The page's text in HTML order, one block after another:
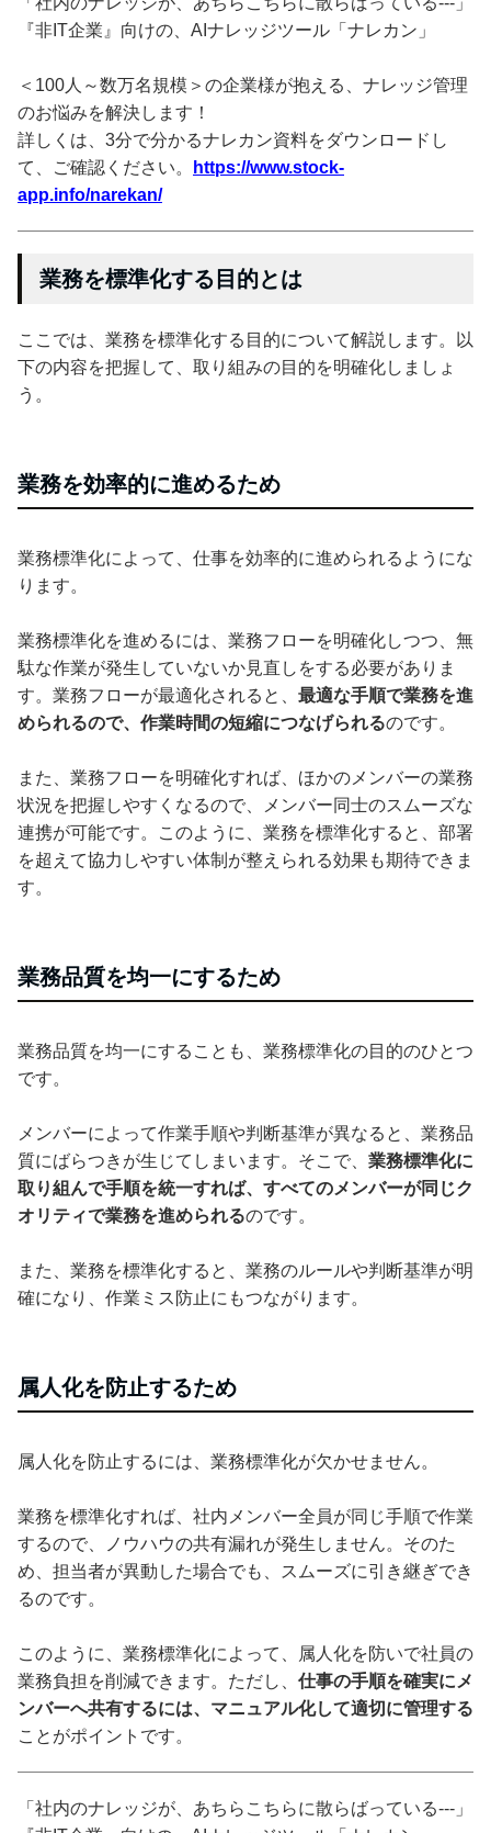
『非IT企業』向けの、AIナレッジツール「ナレカン」
＜100人～数万名規模＞の企業様が抱える、ナレッジ管理
のお悩みを解決します！
詳しくは、3分で分かるナレカン資料をダウンロードし
て、ご確認ください。
https://www.stock-
app.info/narekan/
業務を標準化する目的とは
ここでは、業務を標準化する目的について解説します。以
下の内容を把握して、取り組みの目的を明確化しましょ
う。
業務を効率的に進めるため
業務標準化によって、仕事を効率的に進められるようにな
ります。
業務標準化を進めるには、業務フローを明確化しつつ、無
駄な作業が発生していないか見直しをする必要がありま
す。業務フローが最適化されると、 最適な手順で業務を進
められるので、作業時間の短縮につなげられるのです。
また、業務フローを明確化すれば、ほかのメンバーの業務
状況を把握しやすくなるので、メンバー同士のスムーズな
連携が可能です。このように、業務を標準化すると、部署
を超えて協力しやすい体制が整えられる効果も期待できま
す。
業務品質を均一にするため
業務品質を均一にすることも、業務標準化の目的のひとつ
です。
メンバーによって作業手順や判断基準が異なると、業務品
質にばらつきが生じてしまいます。そこで、 業務標準化に
取り組んで手順を統一すれば、すべてのメンバーが同じク
オリティで業務を進められるのです。
また、業務を標準化すると、業務のルールや判断基準が明
確になり、作業ミス防止にもつながります。
属人化を防止するため
属人化を防止するには、業務標準化が欠かせません。
業務を標準化すれば、社内メンバー全員が同じ手順で作業
するので、ノウハウの共有漏れが発生しません。そのた
め、担当者が異動した場合でも、スムーズに引き継ぎでき
るのです。
このように、業務標準化によって、属人化を防いで社員の
業務負担を削減できます。ただし、 仕事の手順を確実にメ
ンバーへ共有するには、マニュアル化して適切に管理する
ことがポイントです。
「社内のナレッジが、あちらこちらに散らばっている---」